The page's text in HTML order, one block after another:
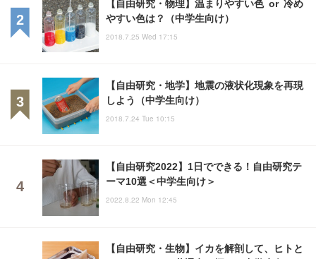
【自由研究・物理】温まりやすい色 or 冷め
やすい色は？（中学生向け）
2018.7.25 Wed 17:15
【自由研究・地学】地震の液状化現象を再現
しよう（中学生向け）
2018.7.24 Tue 10:15
【自由研究2022】1日でできる！自由研究テ
ーマ10選＜中学生向け＞
2022.8.22 Mon 12:45
【自由研究・生物】イカを解剖して、ヒトと